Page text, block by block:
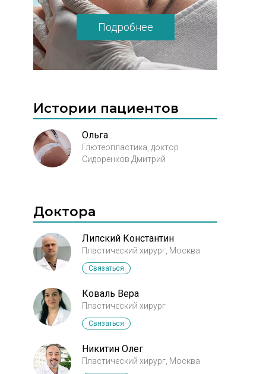
Подробнее
Истории пациентов
Ольга
Глютеопластика, доктор
Сидоренков Дмитрий
Доктора
Липский Константин
Пластический хирург, Москва
Связаться
Коваль Вера
Пластический хирург
Связаться
Никитин Олег
Пластический хирург, Москва